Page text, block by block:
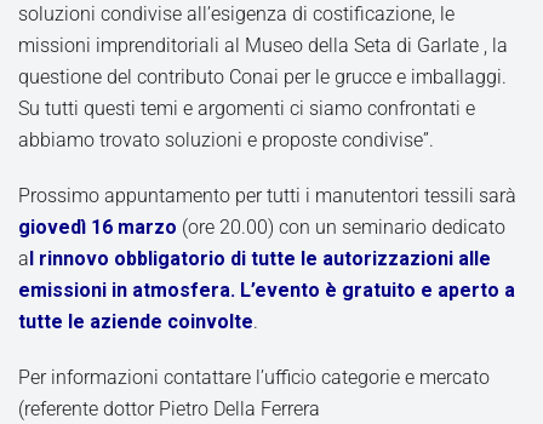
soluzioni condivise all’esigenza di costificazione, le
missioni imprenditoriali al Museo della Seta di Garlate , la
questione del contributo Conai per le grucce e imballaggi.
Su tutti questi temi e argomenti ci siamo confrontati e
abbiamo trovato soluzioni e proposte condivise”.
Prossimo appuntamento per tutti i manutentori tessili sarà
giovedì 16 marzo (ore 20.00) con un seminario dedicato
al rinnovo obbligatorio di tutte le autorizzazioni alle
emissioni in atmosfera. L’evento è gratuito e aperto a
tutte le aziende coinvolte.
Per informazioni contattare l’ufficio categorie e mercato
(referente dottor Pietro Della Ferrera